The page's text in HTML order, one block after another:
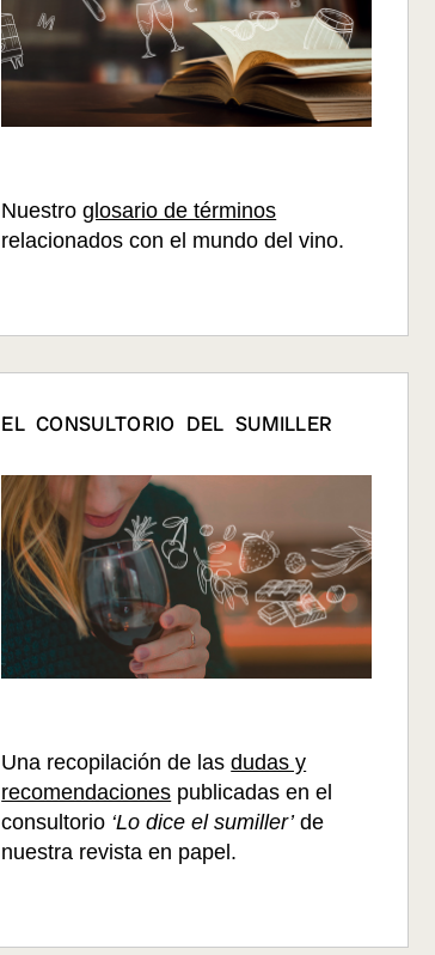
Nuestroglosario de términos
relacionados con el mundo del vino.
EL CONSULTORIO DEL SUMILLER
Una recopilación de lasdudas y
recomendaciones publicadas en el
consultorio ‘Lo dice el sumiller’de
nuestra revista en papel.